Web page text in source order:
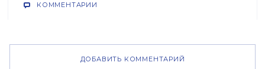
КОММЕНТАРИИ
ДОБАВИТЬ КОММЕНТАРИЙ